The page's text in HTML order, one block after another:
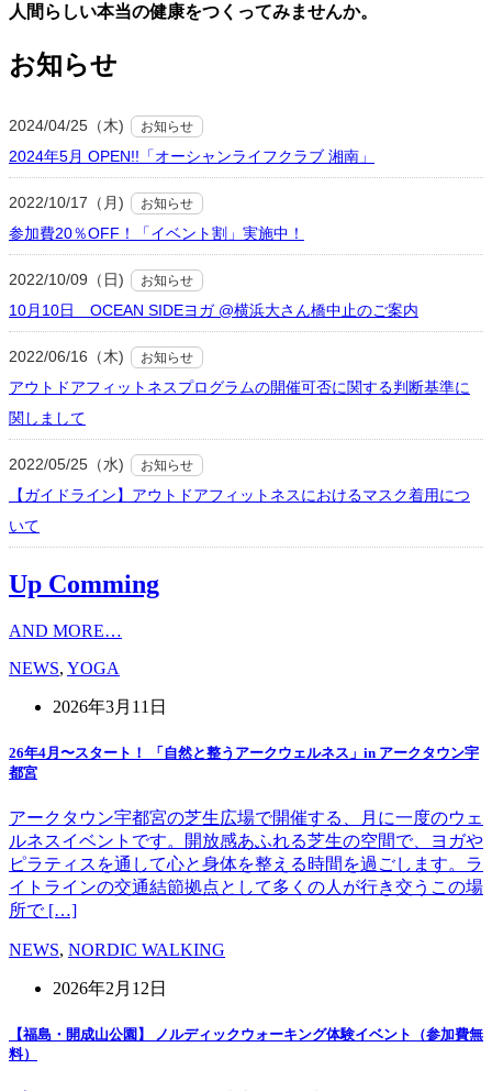
⼈間らしい本当の健康をつくってみませんか。
お知らせ
2024/04/25（木) お知らせ
2024年5月 OPEN!!「オーシャンライフクラブ 湘南」
2022/10/17（月) お知らせ
参加費20％OFF！「イベント割」実施中！
2022/10/09（日) お知らせ
10月10日 OCEAN SIDEヨガ @横浜大さん橋中止のご案内
2022/06/16（木) お知らせ
アウトドアフィットネスプログラムの開催可否に関する判断基準に
関しまして
2022/05/25（水) お知らせ
【ガイドライン】アウトドアフィットネスにおけるマスク着用につ
いて
Up Comming
AND MORE…
NEWS, YOGA
2026年3月11日
26年4月〜スタート！ 「自然と整うアークウェルネス」in アークタウン宇
都宮
アークタウン宇都宮の芝生広場で開催する、月に一度のウェ
ルネスイベントです。開放感あふれる芝生の空間で、ヨガや
ピラティスを通して心と身体を整える時間を過ごします。ラ
イトラインの交通結節拠点として多くの人が行き交うこの場
所で […]
NEWS, NORDIC WALKING
2026年2月12日
【福島・開成山公園】 ノルディックウォーキング体験イベント（参加費無
料）